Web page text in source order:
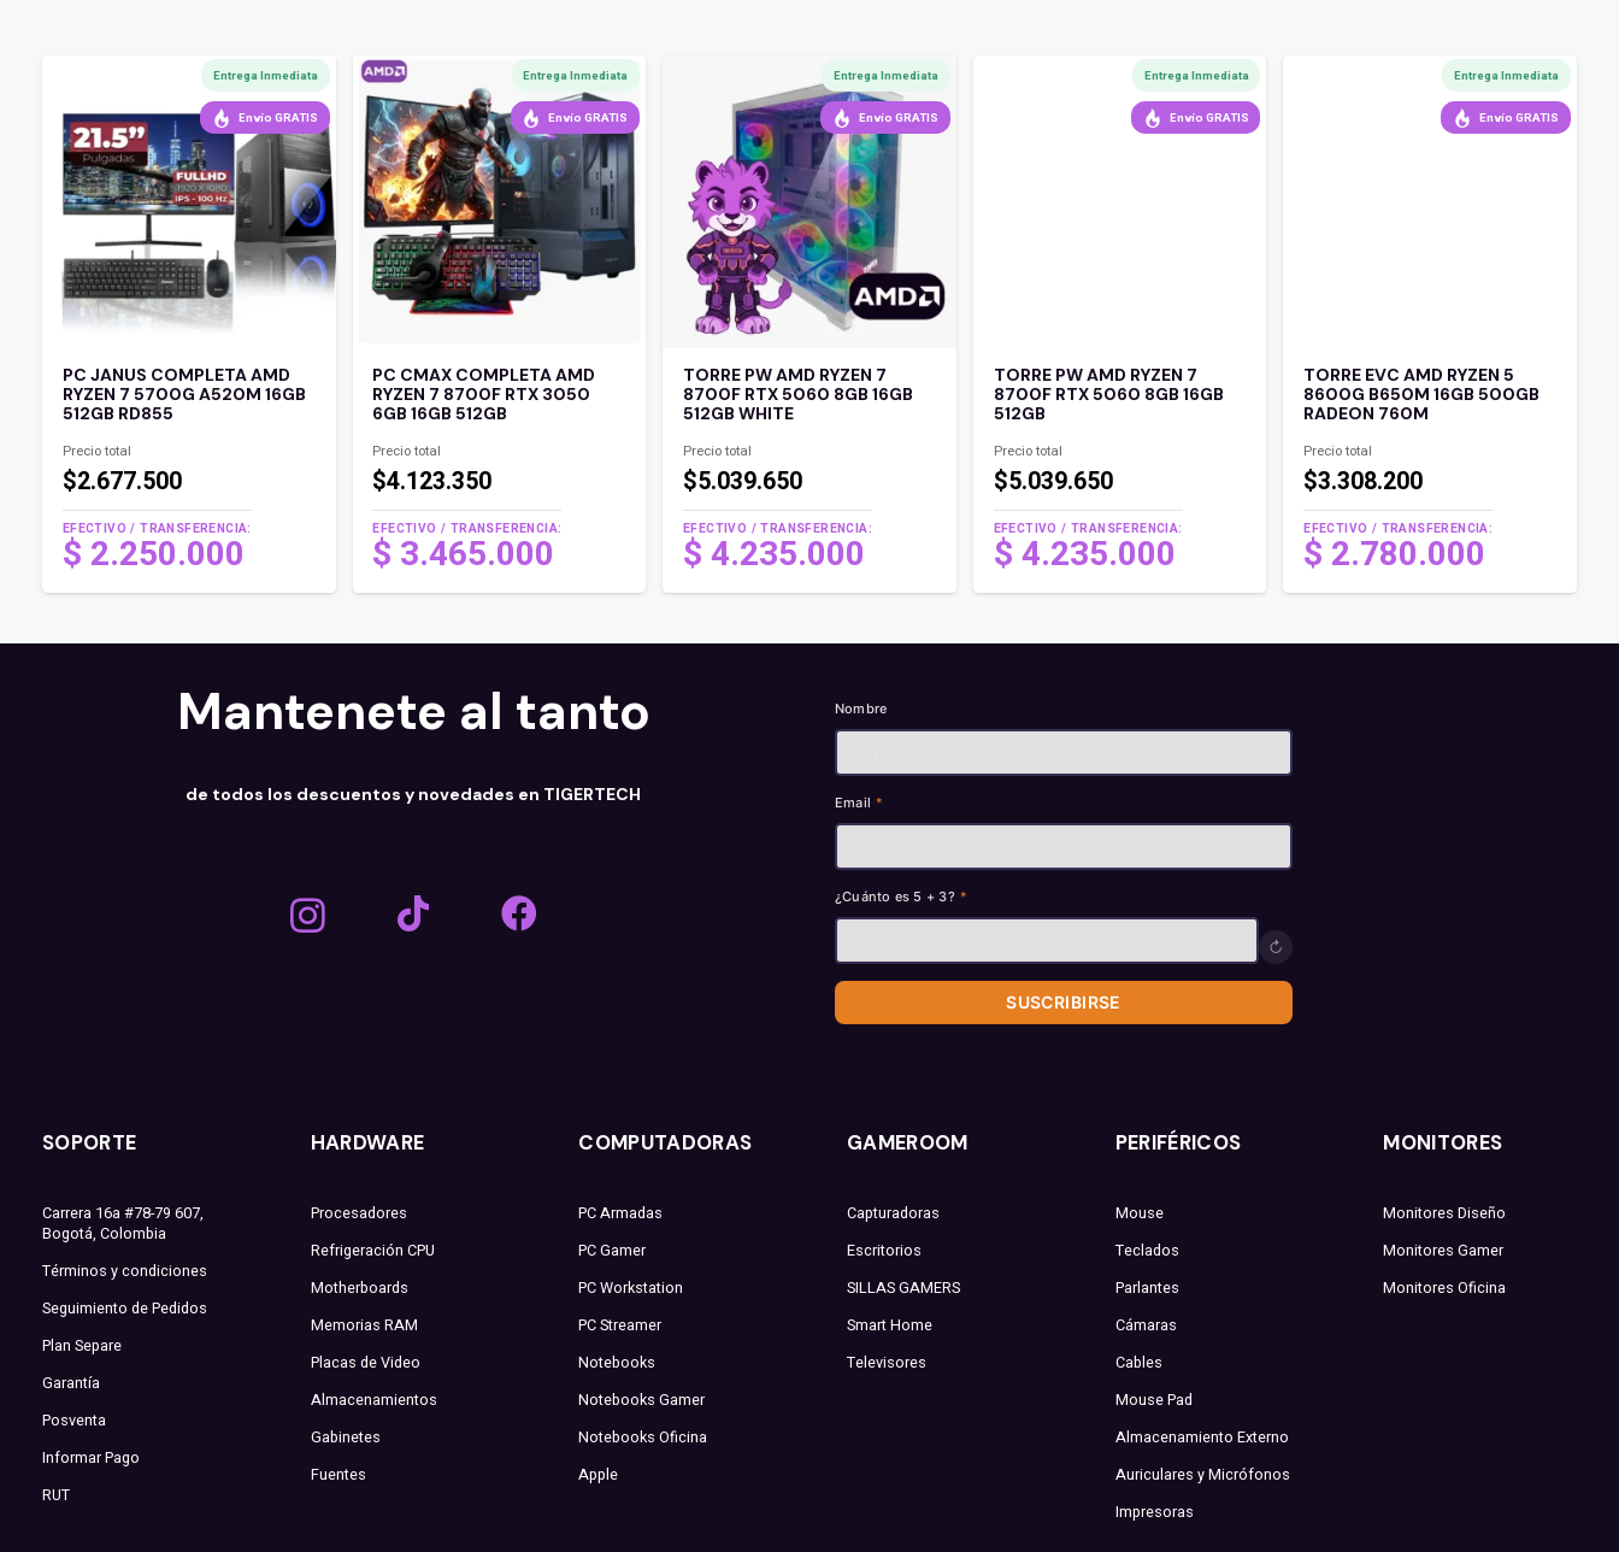
Entrega Inmediata
Envío GRATIS
PC JANUS COMPLETA AMD
RYZEN 7 5700G A520M 16GB
512GB RD855
Precio total
$2.677.500
EFECTIVO / TRANSFERENCIA:
$ 2.250.000
Entrega Inmediata
Envío GRATIS
PC CMAX COMPLETA AMD
RYZEN 7 8700F RTX 3050
6GB 16GB 512GB
Precio total
$4.123.350
EFECTIVO / TRANSFERENCIA:
$ 3.465.000
Entrega Inmediata
Envío GRATIS
TORRE PW AMD RYZEN 7
8700F RTX 5060 8GB 16GB
512GB WHITE
Precio total
$5.039.650
EFECTIVO / TRANSFERENCIA:
$4.235.000
Entrega Inmediata
Envío GRATIS
TORRE PW AMD RYZEN 7
8700F RTX 5060 8GB 16GB
512GB
Precio total
$5.039.650
EFECTIVO / TRANSFERENCIA:
$4.235.000
Entrega Inmediata
Envío GRATIS
TORRE EVC AMD RYZEN 5
8600G B650M 16GB 500GB
RADEON 760M
Precio total
$3.308.200
EFECTIVO / TRANSFERENCIA:
$ 2.780.000
Mantenete al tanto
de todos los descuentos y novedades en TIGERTECH
Nombre
Email *
¿Cuánto es 5 + 3? *
↻
SUSCRIBIRSE
SOPORTE
Carrera 16a #78-79 607,
Bogotá, Colombia
Términos y condiciones
Seguimiento de Pedidos
Plan Separe
Garantía
Posventa
Informar Pago
RUT
HARDWARE
Procesadores
Refrigeración CPU
Motherboards
Memorias RAM
Placas de Video
Almacenamientos
Gabinetes
Fuentes
COMPUTADORAS
PC Armadas
PC Gamer
PC Workstation
PC Streamer
Notebooks
Notebooks Gamer
Notebooks Oficina
Apple
GAMEROOM
Capturadoras
Escritorios
SILLAS GAMERS
Smart Home
Televisores
PERIFÉRICOS
Mouse
Teclados
Parlantes
Cámaras
Cables
Mouse Pad
Almacenamiento Externo
Auriculares y Micrófonos
Impresoras
MONITORES
Monitores Diseño
Monitores Gamer
Monitores Oficina